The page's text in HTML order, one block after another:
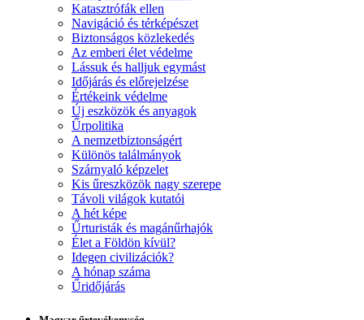
Katasztrófák ellen
Navigáció és térképészet
Biztonságos közlekedés
Az emberi élet védelme
Lássuk és halljuk egymást
Időjárás és előrejelzése
Értékeink védelme
Új eszközök és anyagok
Űrpolitika
A nemzetbiztonságért
Különös találmányok
Szárnyaló képzelet
Kis űreszközök nagy szerepe
Távoli világok kutatói
A hét képe
Űrturisták és magánűrhajók
Élet a Földön kívül?
Idegen civilizációk?
A hónap száma
Űridőjárás